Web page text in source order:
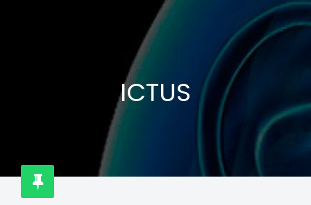
ICTUS